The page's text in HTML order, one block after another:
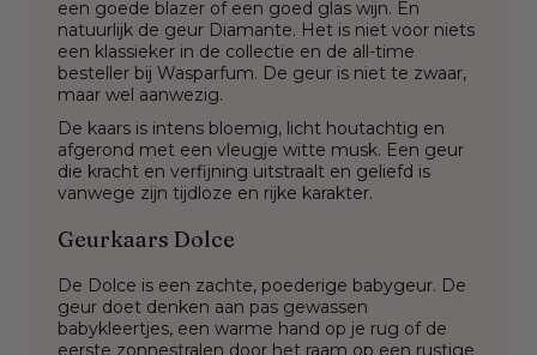
een goede blazer of een goed glas wijn. En
natuurlijk de geur Diamante. Het is niet voor niets
een klassieker in de collectie en de all-time
besteller bij Wasparfum. De geur is niet te zwaar,
maar wel aanwezig.
De kaars is intens bloemig, licht houtachtig en
afgerond met een vleugje witte musk. Een geur
die kracht en verfijning uitstraalt en geliefd is
vanwege zijn tijdloze en rijke karakter.
Geurkaars Dolce
De Dolce is een zachte, poederige babygeur. De
geur doet denken aan pas gewassen
babykleertjes, een warme hand op je rug of de
eerste zonnestralen door het raam op een rustige